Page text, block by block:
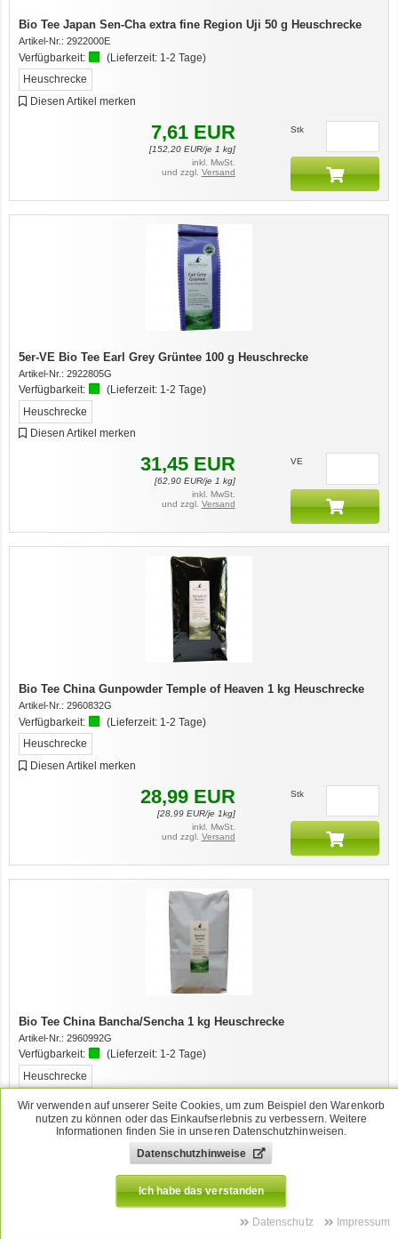
Bio Tee Japan Sen-Cha extra fine Region Uji 50 g Heuschrecke
Artikel-Nr.: 2922000E
Verfügbarkeit: (Lieferzeit: 1-2 Tage)
Heuschrecke
Diesen Artikel merken
7,61 EUR
[152,20EUR/je 1 kg]
inkl. MwSt.
und zzgl. Versand
Stk
5er-VE Bio Tee Earl Grey Grüntee 100 g Heuschrecke
Artikel-Nr.: 2922805G
Verfügbarkeit: (Lieferzeit: 1-2 Tage)
Heuschrecke
Diesen Artikel merken
31,45 EUR
[62,90EUR/je 1 kg]
inkl. MwSt.
und zzgl. Versand
VE
Bio Tee China Gunpowder Temple of Heaven 1 kg Heuschrecke
Artikel-Nr.: 2960832G
Verfügbarkeit: (Lieferzeit: 1-2 Tage)
Heuschrecke
Diesen Artikel merken
28,99 EUR
[28,99EUR/je 1kg]
inkl. MwSt.
und zzgl. Versand
Stk
Bio Tee China Bancha/Sencha 1 kg Heuschrecke
Artikel-Nr.: 2960992G
Verfügbarkeit: (Lieferzeit: 1-2 Tage)
Heuschrecke
25,22 EUR
inkl. MwSt.
Stk
Wir verwenden auf unserer Seite Cookies, um zum Beispiel den Warenkorb
nutzen zu können oder das Einkaufserlebnis zu verbessern. Weitere
Informationen finden Sie in unseren Datenschutzhinweisen.
Datenschutzhinweise
Ich habe das verstanden
Datenschutz Impressum